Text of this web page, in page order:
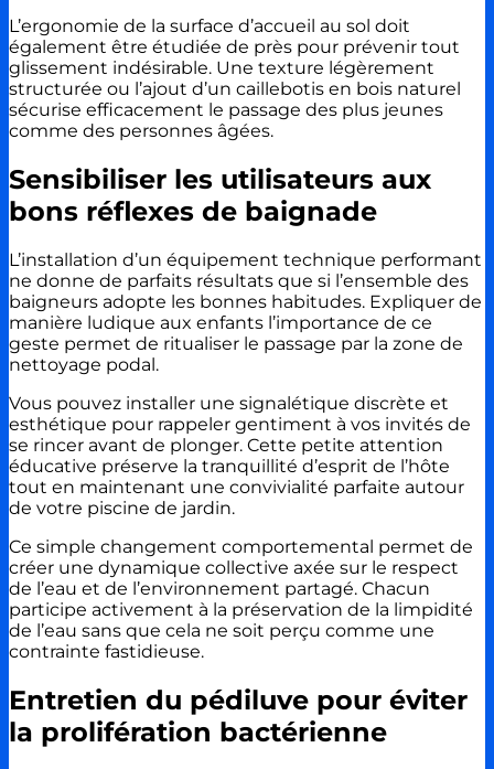
L’ergonomie de la surface d’accueil au sol doit
également être étudiée de près pour prévenir tout
glissement indésirable. Une texture légèrement
structurée ou l’ajout d’un caillebotis en bois naturel
sécurise efficacement le passage des plus jeunes
comme des personnes âgées.
Sensibiliser les utilisateurs aux
bons réflexes de baignade
L’installation d’un équipement technique performant
ne donne de parfaits résultats que si l’ensemble des
baigneurs adopte les bonnes habitudes. Expliquer de
manière ludique aux enfants l’importance de ce
geste permet de ritualiser le passage par la zone de
nettoyage podal.
Vous pouvez installer une signalétique discrète et
esthétique pour rappeler gentiment à vos invités de
se rincer avant de plonger. Cette petite attention
éducative préserve la tranquillité d’esprit de l’hôte
tout en maintenant une convivialité parfaite autour
de votre piscine de jardin.
Ce simple changement comportemental permet de
créer une dynamique collective axée sur le respect
de l’eau et de l’environnement partagé. Chacun
participe activement à la préservation de la limpidité
de l’eau sans que cela ne soit perçu comme une
contrainte fastidieuse.
Entretien du pédiluve pour éviter
la prolifération bactérienne